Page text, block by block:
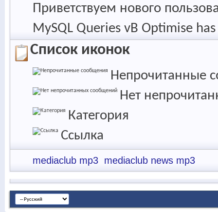
Приветствуем нового
MySQL Queries vB Optimise
Список иконок
Непрочитанные
Нет
Категория
Ссылка
mediaclub mp3 mediaclub news mp3